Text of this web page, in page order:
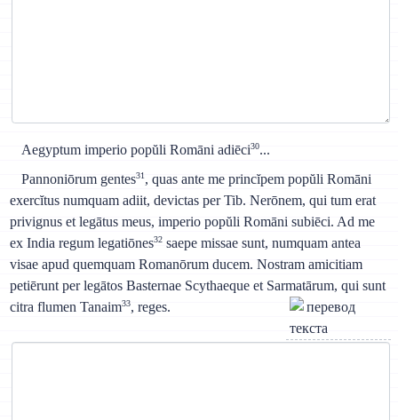
Aegyptum imperio popŭli Romāni adiēci30...
Pannoniōrum gentes31 , quas ante me princĭpem popŭli Romāni
exercĭtus numquam adiit, devictas per Tib. Nerōnem, qui tum erat
privignus et legātus meus, imperio popŭli Romāni subiēci. Ad me
ex India regum legatiōnes32 saepe missae sunt, numquam antea
visae apud quemquam Romanōrum ducem. Nostram amicitiam
petiērunt per legātos Basternae Scythaeque et Sarmatārum, qui sunt
citra flumen Tanaim33, reges.